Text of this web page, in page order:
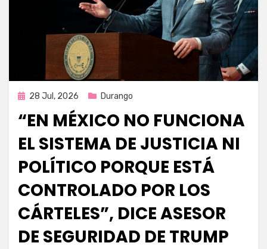
Publicada
28 Jul, 2026 Durango
“EN MÉXICO NO FUNCIONA
EL SISTEMA DE JUSTICIA NI
POLÍTICO PORQUE ESTÁ
CONTROLADO POR LOS
CÁRTELES”, DICE ASESOR
DE SEGURIDAD DE TRUMP